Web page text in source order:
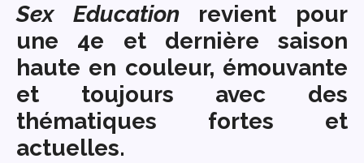
Sex Education revient pour
une 4e et dernière saison
haute en couleur, émouvante
et toujours avec des
thématiques fortes et
actuelles.